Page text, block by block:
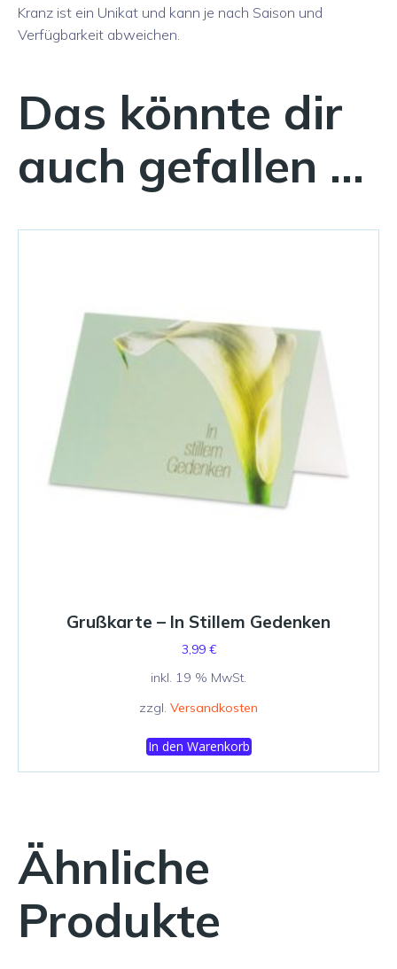
Kranz ist ein Unikat und kann je nach Saison und
Verfügbarkeit abweichen.
Das könnte dir
auch gefallen …
Grußkarte – In Stillem Gedenken
3,99 €
inkl. 19 % MwSt.
zzgl. Versandkosten
In den Warenkorb
Ähnliche
Produkte